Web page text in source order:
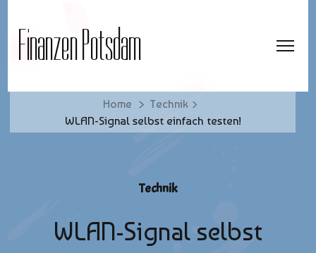
Finanzen Potsdam
Home
Technik
WLAN-Signal selbst einfach testen!
Technik
WLAN-Signal selbst